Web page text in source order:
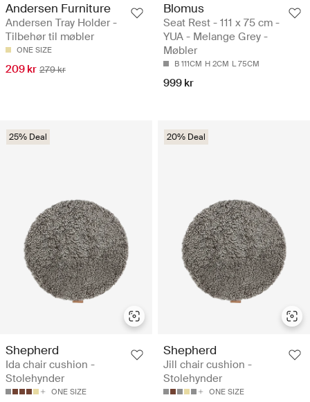
Andersen Furniture
Andersen Tray Holder -
Tilbehør til møbler
ONE SIZE
209 kr 279 kr
Blomus
Seat Rest - 111 x 75 cm -
YUA - Melange Grey -
Møbler
B 111CM H 2CM L 75CM
999 kr
25% Deal
Shepherd
Ida chair cushion -
Stolehynder
ONE SIZE
20% Deal
Shepherd
Jill chair cushion -
Stolehynder
ONE SIZE